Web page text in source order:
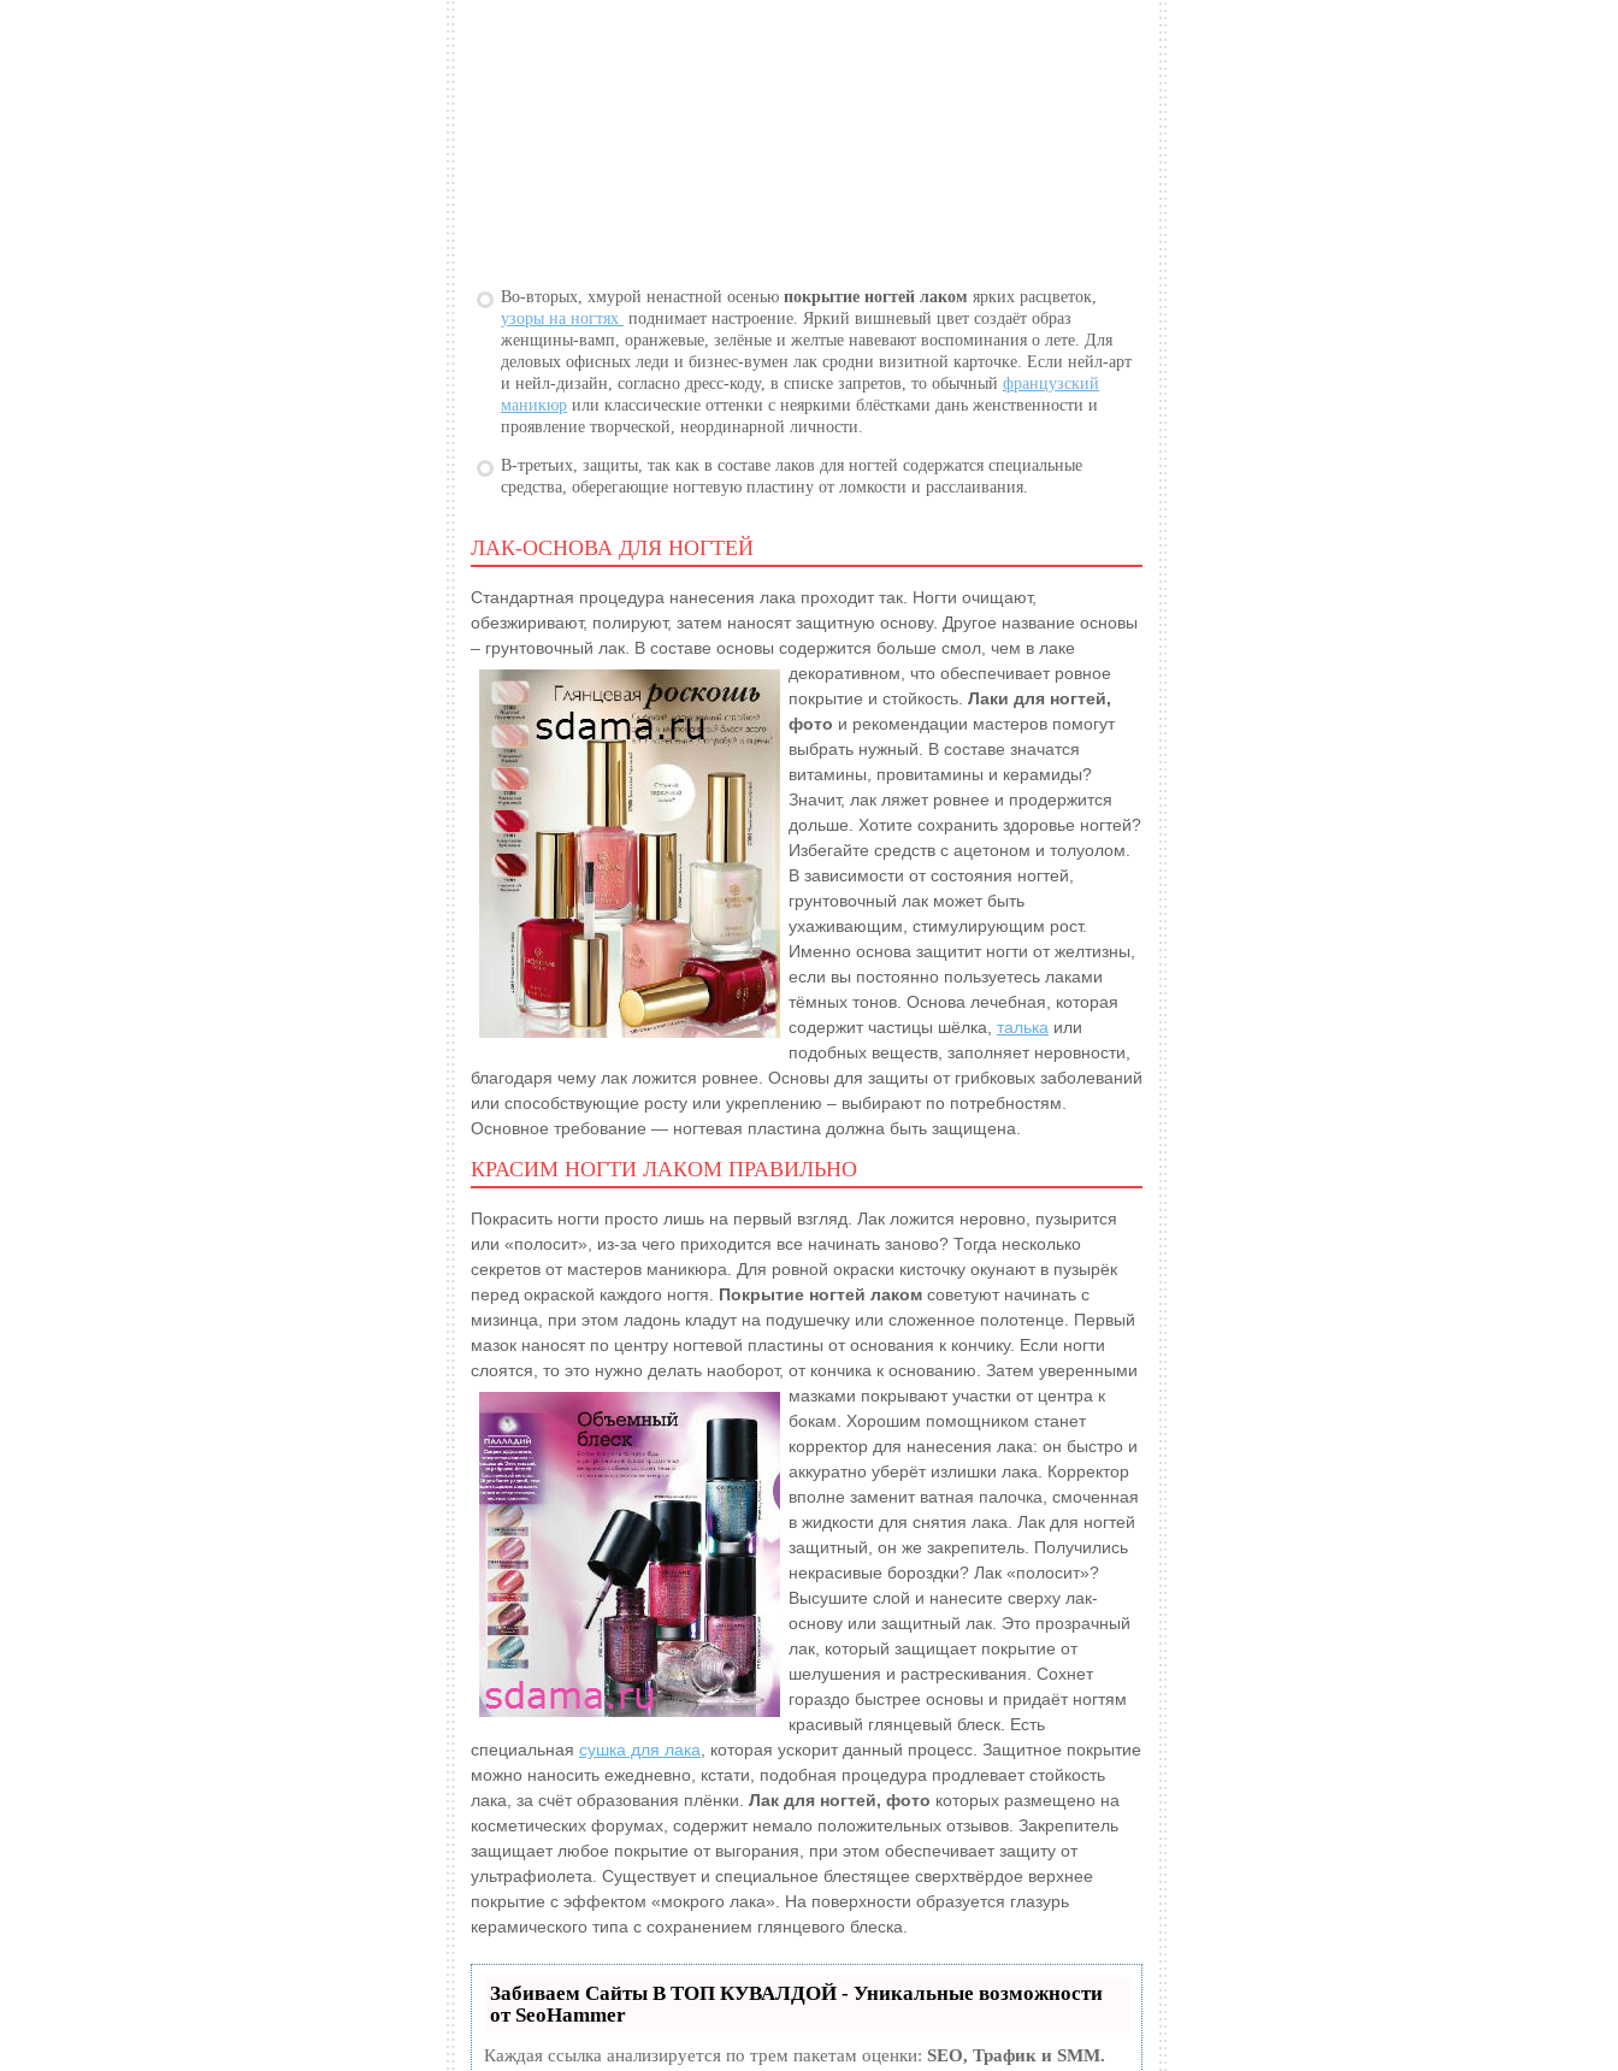
Во-вторых, хмурой ненастной осенью покрытие ногтей лаком ярких расцветок,
узоры на ногтях поднимает настроение. Яркий вишневый цвет создаёт образ
женщины-вамп, оранжевые, зелёные и желтые навевают воспоминания о лете. Для
деловых офисных леди и бизнес-вумен лак сродни визитной карточке. Если нейл-арт
и нейл-дизайн, согласно дресс-коду, в списке запретов, то обычный французский
маникюр или классические оттенки с неяркими блёстками дань женственности и
проявление творческой, неординарной личности.
В-третьих, защиты, так как в составе лаков для ногтей содержатся специальные
средства, оберегающие ногтевую пластину от ломкости и расслаивания.
ЛАК-ОСНОВА ДЛЯ НОГТЕЙ
Стандартная процедура нанесения лака проходит так. Ногти очищают,
обезжиривают, полируют, затем наносят защитную основу. Другое название основы
– грунтовочный лак. В составе основы содержится больше смол, чем в лаке
декоративном, что обеспечивает ровное
покрытие и стойкость. Лаки для ногтей,
фото и рекомендации мастеров помогут
выбрать нужный. В составе значатся
витамины, провитамины и керамиды?
Значит, лак ляжет ровнее и продержится
дольше. Хотите сохранить здоровье ногтей?
Избегайте средств с ацетоном и толуолом.
В зависимости от состояния ногтей,
грунтовочный лак может быть
ухаживающим, стимулирующим рост.
Именно основа защитит ногти от желтизны,
если вы постоянно пользуетесь лаками
тёмных тонов. Основа лечебная, которая
содержит частицы шёлка, талька или
подобных веществ, заполняет неровности,
благодаря чему лак ложится ровнее. Основы для защиты от грибковых заболеваний
или способствующие росту или укреплению – выбирают по потребностям.
Основное требование — ногтевая пластина должна быть защищена.
КРАСИМ НОГТИ ЛАКОМ ПРАВИЛЬНО
Покрасить ногти просто лишь на первый взгляд. Лак ложится неровно, пузырится
или «полосит», из-за чего приходится все начинать заново? Тогда несколько
секретов от мастеров маникюра. Для ровной окраски кисточку окунают в пузырёк
перед окраской каждого ногтя. Покрытие ногтей лаком советуют начинать с
мизинца, при этом ладонь кладут на подушечку или сложенное полотенце. Первый
мазок наносят по центру ногтевой пластины от основания к кончику. Если ногти
слоятся, то это нужно делать наоборот, от кончика к основанию. Затем уверенными
мазками покрывают участки от центра к
бокам. Хорошим помощником станет
корректор для нанесения лака: он быстро и
аккуратно уберёт излишки лака. Корректор
вполне заменит ватная палочка, смоченная
в жидкости для снятия лака. Лак для ногтей
защитный, он же закрепитель. Получились
некрасивые бороздки? Лак «полосит»?
Высушите слой и нанесите сверху лак-
основу или защитный лак. Это прозрачный
лак, который защищает покрытие от
шелушения и растрескивания. Сохнет
гораздо быстрее основы и придаёт ногтям
красивый глянцевый блеск. Есть
специальная сушка для лака , которая ускорит данный процесс. Защитное покрытие
можно наносить ежедневно, кстати, подобная процедура продлевает стойкость
лака, за счёт образования плёнки. Лак для ногтей, фото которых размещено на
косметических форумах, содержит немало положительных отзывов. Закрепитель
защищает любое покрытие от выгорания, при этом обеспечивает защиту от
ультрафиолета. Существует и специальное блестящее сверхтвёрдое верхнее
покрытие с эффектом «мокрого лака». На поверхности образуется глазурь
керамического типа с сохранением глянцевого блеска.
Забиваем Сайты В ТОП КУВАЛДОЙ - Уникальные возможности
от SeoHammer
Каждая ссылка анализируется по трем пакетам оценки: SEO, Трафик и SMM.